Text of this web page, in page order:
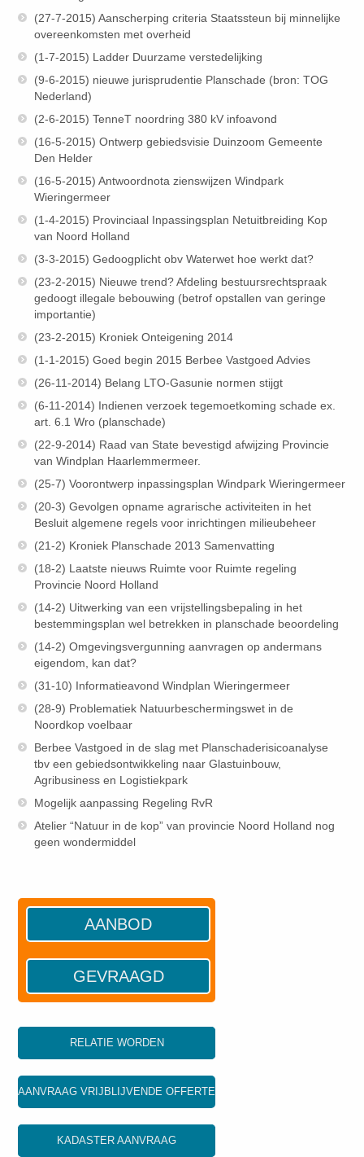
(27-7-2015) Aanscherping criteria Staatssteun bij minnelijke
overeenkomsten met overheid
(1-7-2015) Ladder Duurzame verstedelijking
(9-6-2015) nieuwe jurisprudentie Planschade (bron: TOG
Nederland)
(2-6-2015) TenneT noordring 380 kV infoavond
(16-5-2015) Ontwerp gebiedsvisie Duinzoom Gemeente
Den Helder
(16-5-2015) Antwoordnota zienswijzen Windpark
Wieringermeer
(1-4-2015) Provinciaal Inpassingsplan Netuitbreiding Kop
van Noord Holland
(3-3-2015) Gedoogplicht obv Waterwet hoe werkt dat?
(23-2-2015) Nieuwe trend? Afdeling bestuursrechtspraak
gedoogt illegale bebouwing (betrof opstallen van geringe
importantie)
(23-2-2015) Kroniek Onteigening 2014
(1-1-2015) Goed begin 2015 Berbee Vastgoed Advies
(26-11-2014) Belang LTO-Gasunie normen stijgt
(6-11-2014) Indienen verzoek tegemoetkoming schade ex.
art. 6.1 Wro (planschade)
(22-9-2014) Raad van State bevestigd afwijzing Provincie
van Windplan Haarlemmermeer.
(25-7) Voorontwerp inpassingsplan Windpark Wieringermeer
(20-3) Gevolgen opname agrarische activiteiten in het
Besluit algemene regels voor inrichtingen milieubeheer
(21-2) Kroniek Planschade 2013 Samenvatting
(18-2) Laatste nieuws Ruimte voor Ruimte regeling
Provincie Noord Holland
(14-2) Uitwerking van een vrijstellingsbepaling in het
bestemmingsplan wel betrekken in planschade beoordeling
(14-2) Omgevingsvergunning aanvragen op andermans
eigendom, kan dat?
(31-10) Informatieavond Windplan Wieringermeer
(28-9) Problematiek Natuurbeschermingswet in de
Noordkop voelbaar
Berbee Vastgoed in de slag met Planschaderisicoanalyse
tbv een gebiedsontwikkeling naar Glastuinbouw,
Agribusiness en Logistiekpark
Mogelijk aanpassing Regeling RvR
Atelier “Natuur in de kop” van provincie Noord Holland nog
geen wondermiddel
AANBOD
GEVRAAGD
RELATIE WORDEN
AANVRAAG VRIJBLIJVENDE OFFERTE
KADASTER AANVRAAG